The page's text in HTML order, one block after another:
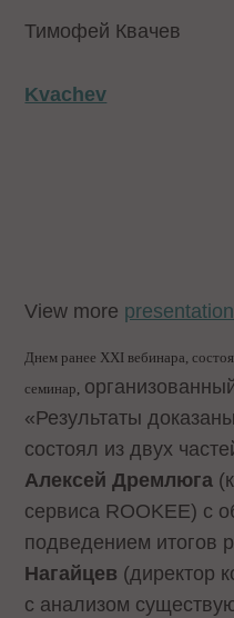
Тимофей Квачев
Kvachev
View more
Днем ранее XXI вебинара,
семинар,
«Результаты
состоял из двух
Алексей Дремлюга
сервиса ROOKEE) с
подведением итогов
Нагайцев (директор
с анализом